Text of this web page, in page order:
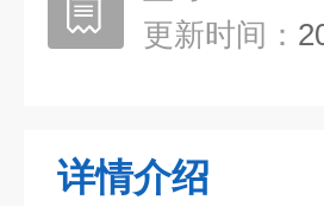
更新时间：
详情介绍